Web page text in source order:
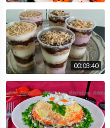
00:03:40